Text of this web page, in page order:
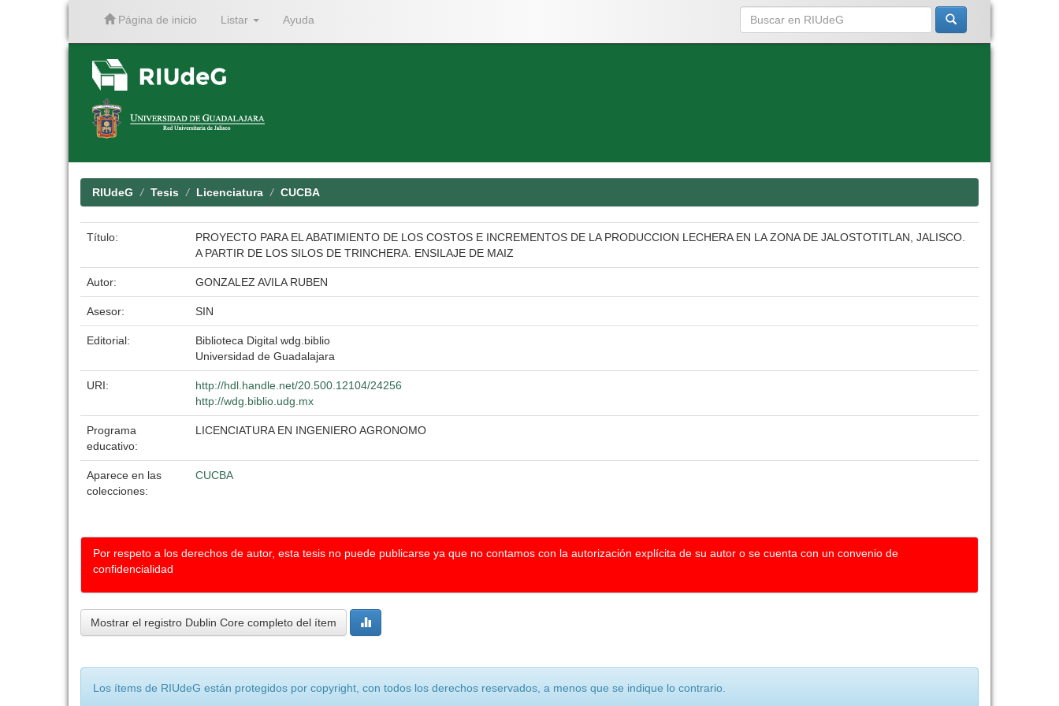
Página de inicio Listar Ayuda
RIUdeG Tesis Licenciatura CUCBA
Título:
PROYECTO PARA EL ABATIMIENTO DE LOS COSTOS E INCREMENTOS DE LA PRODUCCION LECHERA EN LA ZONA DE JALOSTOTITLAN, JALISCO.
A PARTIR DE LOS SILOS DE TRINCHERA. ENSILAJE DE MAIZ
Autor: GONZALEZ AVILA RUBEN
Asesor: SIN
Editorial:
Biblioteca Digital wdg.biblio
Universidad de Guadalajara
URI:
http://hdl.handle.net/20.500.12104/24256
http://wdg.biblio.udg.mx
Programa
educativo:
LICENCIATURA EN INGENIERO AGRONOMO
Aparece en las
colecciones:
CUCBA
Por respeto a los derechos de autor, esta tesis no puede publicarse ya que no contamos con la autorización explícita de su autor o se cuenta con un convenio de
confidencialidad
Mostrar el registro Dublin Core completo del ítem
Los ítems de RIUdeG están protegidos por copyright, con todos los derechos reservados, a menos que se indique lo contrario.